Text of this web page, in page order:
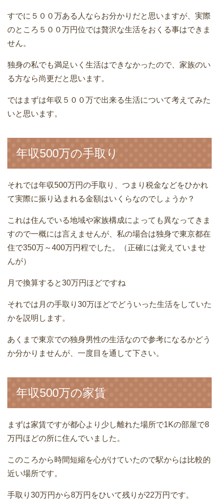
すでに５００万ある人ならお分かりだと思いますが、実際
のところ５００万円位では贅沢な生活をおくる事はできま
せん。
独身の私でも満足いく生活はできなかったので、家族のい
る方なら尚更だと思います。
ではまずは年収５００万で出来る生活について考えてみた
いと思います。
年収500万の手取り
それでは年収500万円の手取り、つまり税金などをひかれ
て実際に振り込まれる金額はいくらなのでしょうか？
これは住んでいる地域や家族構成によっても異なってきま
すので一概には言えませんが、私の場合は独身で東京都在
住で350万～400万円程でした。（正確には覚えていませ
んが）
月で換算すると30万円ほどですね
それでは月の手取り30万ほどでどういった生活をしていた
かを説明します。
あくまで東京での独身男性の生活なので参考になるかどう
か分かりませんが、一度目を通して下さい。
年収500万の家賃
まずは家賃ですが都心より少し離れた場所で1Kの部屋で8
万円ほどの所に住んでいました。
このころから時間短縮を心がけていたので駅からは比較的
近い場所です。
手取り30万円から8万円をひいて残りが22万円です。